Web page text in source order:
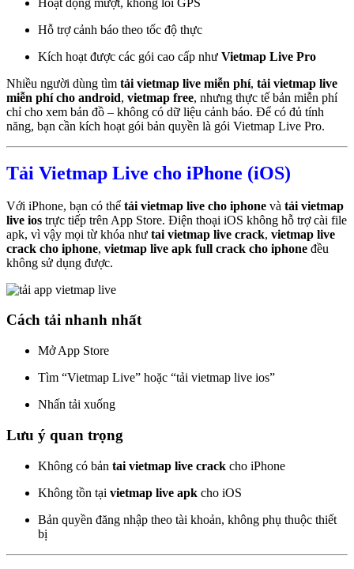
Hoạt động mượt, không lỗi GPS
Hỗ trợ cảnh báo theo tốc độ thực
Kích hoạt được các gói cao cấp như Vietmap Live Pro
Nhiều người dùng tìm tải vietmap live miễn phí, tải vietmap live
miễn phí cho android, vietmap free, nhưng thực tế bản miễn phí
chỉ cho xem bản đồ – không có dữ liệu cảnh báo. Để có đủ tính
năng, bạn cần kích hoạt gói bản quyền là gói Vietmap Live Pro.
Tải Vietmap Live cho iPhone (iOS)
Với iPhone, bạn có thể tải vietmap live cho iphone và tải vietmap
live ios trực tiếp trên App Store. Điện thoại iOS không hỗ trợ cài file
apk, vì vậy mọi từ khóa như tai vietmap live crack, vietmap live
crack cho iphone, vietmap live apk full crack cho iphone đều
không sử dụng được.
Cách tải nhanh nhất
Mở App Store
Tìm “Vietmap Live” hoặc “tải vietmap live ios”
Nhấn tải xuống
Lưu ý quan trọng
Không có bản tai vietmap live crack cho iPhone
Không tồn tại vietmap live apk cho iOS
Bản quyền đăng nhập theo tài khoản, không phụ thuộc thiết
bị